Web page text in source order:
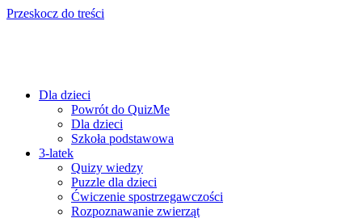
Przeskocz do treści
Dla dzieci
Powrót do QuizMe
Dla dzieci
Szkoła podstawowa
3-latek
Quizy wiedzy
Puzzle dla dzieci
Ćwiczenie spostrzegawczości
Rozpoznawanie zwierząt